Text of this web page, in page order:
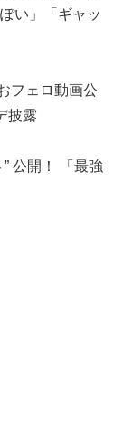
い」「ギャッ
フェロ動画公
披露
公開！ 「最強